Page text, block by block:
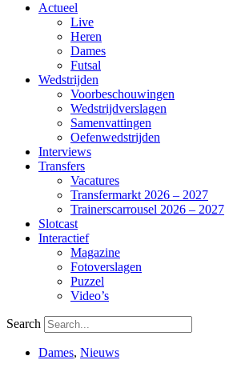
Actueel
Live
Heren
Dames
Futsal
Wedstrijden
Voorbeschouwingen
Wedstrijdverslagen
Samenvattingen
Oefenwedstrijden
Interviews
Transfers
Vacatures
Transfermarkt 2026 – 2027
Trainerscarrousel 2026 – 2027
Slotcast
Interactief
Magazine
Fotoverslagen
Puzzel
Video’s
Search
Dames, Nieuws